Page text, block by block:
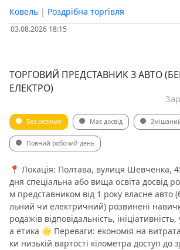
Ковель | Роздрібна торгівля
03.08.2026 18:15
ТОРГОВИЙ ПРЕДСТАВНИК З АВТО
ЕЛЕКТРО)
Без резюме Має досвід
Повний робочий день
📍 Локація: Полтава, вулиця Шевченка,
дня спеціальна або вища освіта досвід
м представником від 1 року власне авто
льний чи електричний) розвинені
родажів відповідальність,
а етика 🌟 Переваги: економія на
ки низькій вартості кілометра доступ до